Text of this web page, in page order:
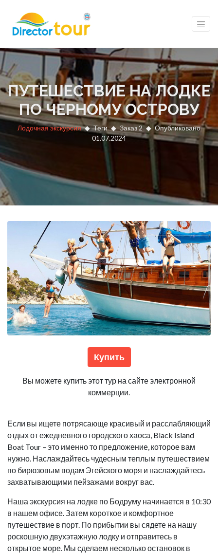
ПУТЕШЕСТВИЕ НА ЛОДКЕ
ПО ЧЕРНОМУ ОСТРОВУ
Лодочная экскурсия Теги Заказ 2
Опубликовано
01.07.2024
Купить
Вы можете купить этот тур на сайте электронной
коммерции.
Если вы ищете потрясающе красивый и расслабляющий
отдых от ежедневного городского хаоса, Black Island
Boat Tour – это именно то предложение, которое вам
нужно. Наслаждайтесь чудесным теплым путешествием
по бирюзовым водам Эгейского моря и наслаждайтесь
захватывающими пейзажами вокруг вас.
Наша экскурсия на лодке по Бодруму начинается в 10:30
в нашем офисе. Затем короткое и комфортное
путешествие в порт. По прибытии вы сядете на нашу
роскошную двухэтажную лодку и отправитесь в
открытое море. Мы сделаем несколько остановок в